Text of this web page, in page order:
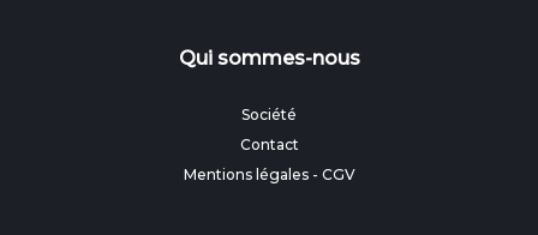
Qui sommes-nous
Société
Contact
Mentions légales- CGV